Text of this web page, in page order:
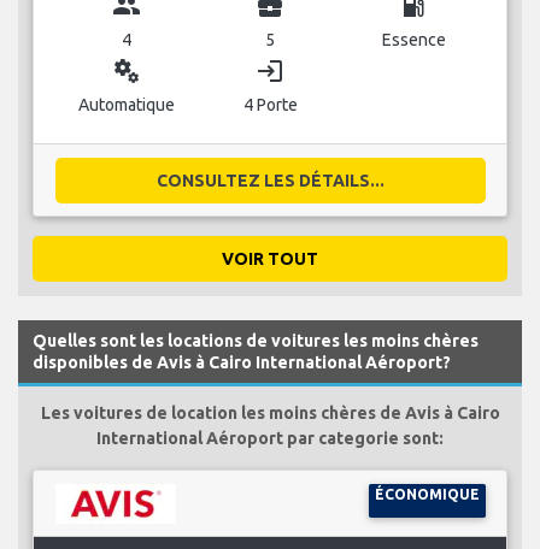
4 5 Essence
miscellaneous_services
Automatique
login
4 Porte
CONSULTEZ LES DÉTAILS...
VOIR TOUT
Quelles sont les locations de voitures les moins chères
disponibles de Avis à Cairo International Aéroport?
Les voitures de location les moins chères de Avis à Cairo
International Aéroport par categorie sont:
ÉCONOMIQUE